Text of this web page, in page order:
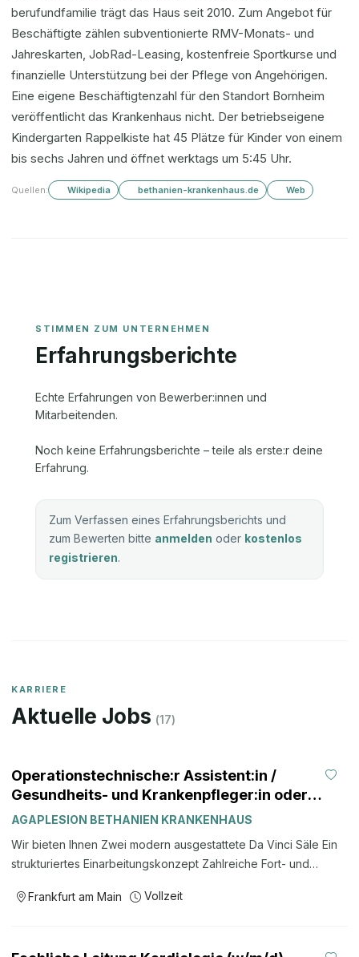
berufundfamilie trägt das Haus seit 2010. Zum Angebot für
Beschäftigte zählen subventionierte RMV-Monats- und
Jahreskarten, JobRad-Leasing, kostenfreie Sportkurse und
finanzielle Unterstützung bei der Pflege von Angehörigen.
Eine eigene Beschäftigtenzahl für den Standort Bornheim
veröffentlicht das Krankenhaus nicht. Der betriebseigene
Kindergarten Rappelkiste hat 45 Plätze für Kinder von einem
bis sechs Jahren und öffnet werktags um 5:45 Uhr.
Quellen: Wikipedia bethanien-krankenhaus.de Web
Erfahrungsberichte
Echte Erfahrungen von Bewerber:innen und
Mitarbeitenden.
Noch keine Erfahrungsberichte – teile als erste:r deine
Erfahrung.
Zum Verfassen eines Erfahrungsberichts und
zum Bewerten bitte anmelden oder kostenlos
registrieren.
KARRIERE
Aktuelle Jobs (17)
Operationstechnische:r Assistent:in /
Gesundheits- und Krankenpfleger:in oder
Fachkrankenpfleger:in für die OP-Abteilung
AGAPLESION BETHANIEN KRANKENHAUS
Wir bieten Ihnen Zwei modern ausgestattete Da Vinci Säle Ein
strukturiertes Einarbeitungskonzept Zahlreiche Fort- und
Kinderferienbetreuung Leistungsgerechte Vergütung nach
Frankfurt am Main Vollzeit